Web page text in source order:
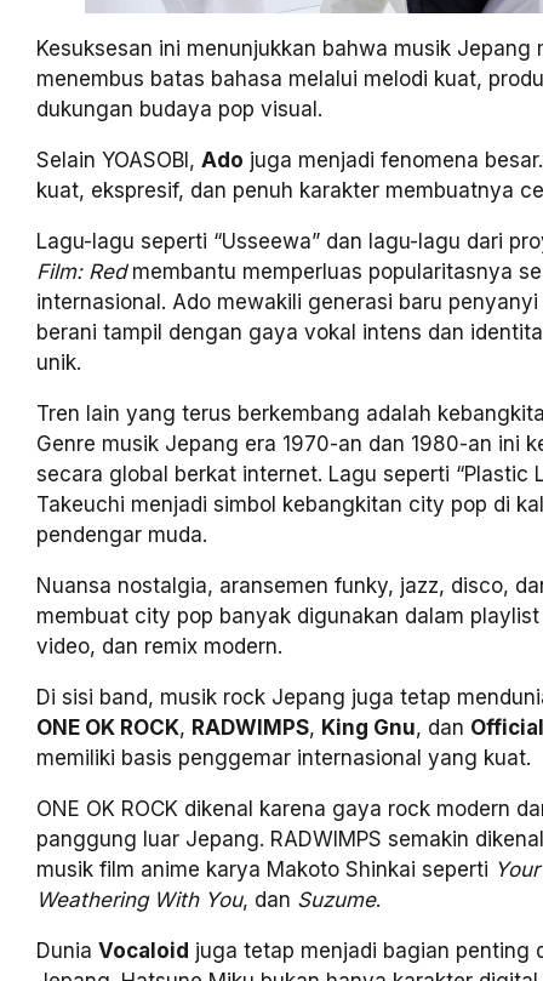
Kesuksesan ini menunjukkan bahwa musik Jepang
menembus batas bahasa melalui melodi kuat,
dukungan budaya pop visual.
Selain YOASOBI, Ado juga menjadi fenomena
kuat, ekspresif, dan penuh karakter membuatnya
Lagu-lagu seperti “Usseewa” dan lagu-lagu dari
Film: Redmembantu memperluas popularitasnya
internasional. Ado mewakili generasi baru
berani tampil dengan gaya vokal intens dan
unik.
Tren lain yang terus berkembang adalah
Genre musik Jepang era 1970-an dan 1980-an ini
secara global berkat internet. Lagu seperti “Plastic
Takeuchi menjadi simbol kebangkitan city pop di
pendengar muda.
Nuansa nostalgia, aransemen funky, jazz, disco,
membuat city pop banyak digunakan dalam
video, dan remix modern.
Di sisi band, musik rock Jepang juga tetap
ONE OK ROCK, RADWIMPS, King Gnu, dan
memiliki basis penggemar internasional yang kuat.
ONE OK ROCK dikenal karena gaya rock modern
panggung luar Jepang. RADWIMPS semakin
musik film anime karya Makoto Shinkai seperti
Weathering With You, dan Suzume.
Dunia Vocaloid juga tetap menjadi bagian penting